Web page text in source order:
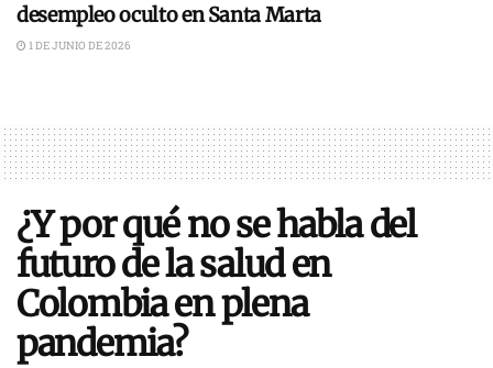
desempleo oculto en Santa Marta
1 DE JUNIO DE 2026
¿Y por qué no se habla del
futuro de la salud en
Colombia en plena
pandemia?